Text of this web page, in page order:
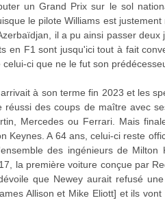
un Grand Prix sur le sol
le pilote Williams est
il a pu ainsi passer
en F1 sont jusqu'ici tout à fait
ci que ne le fut son
à son terme fin 2023 et les
des coups de maître avec
Mercedes ou Ferrari. Mais
Keynes. A 64 ans, celui-ci reste
des ingénieurs de
la première voiture conçue par
que Newey aurait refusé
Allison et Mike Eliott] et ils